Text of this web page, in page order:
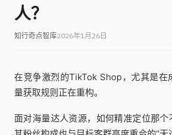
人？
知行奇点智库2026年1月26日
在竞争激烈的TikTok Shop，尤其是在
量获取规则正在重构。
面对海量达人资源，如何精准定位那个